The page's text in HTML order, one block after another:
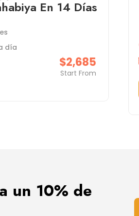
En 14 Días
$2,685
Start From
día
un 10% de